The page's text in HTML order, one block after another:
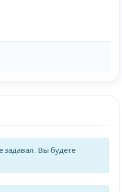
Вы будете